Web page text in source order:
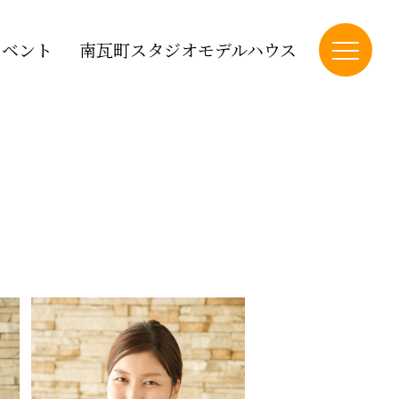
ント 南瓦町スタジオモデルハウス